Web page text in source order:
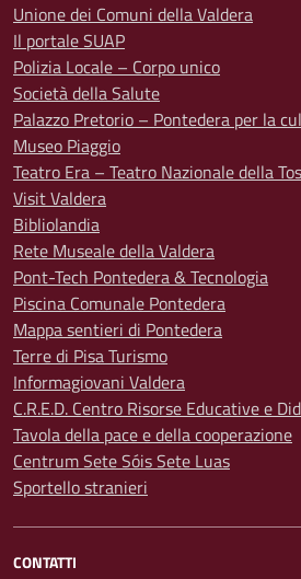
Unione dei Comuni della Valdera
Il portale SUAP
Polizia Locale – Corpo unico
Società della Salute
Palazzo Pretorio – Pontedera per la
Museo Piaggio
Teatro Era – Teatro Nazionale della
Visit Valdera
Bibliolandia
Rete Museale della Valdera
Pont-Tech Pontedera & Tecnologia
Piscina Comunale Pontedera
Mappa sentieri di Pontedera
Terre di Pisa Turismo
Informagiovani Valdera
C.R.E.D. Centro Risorse Educative e
Tavola della pace e della cooperazione
Centrum Sete Sóis Sete Luas
Sportello stranieri
CONTATTI